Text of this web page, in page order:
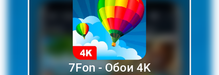
7Fon - Обои 4K